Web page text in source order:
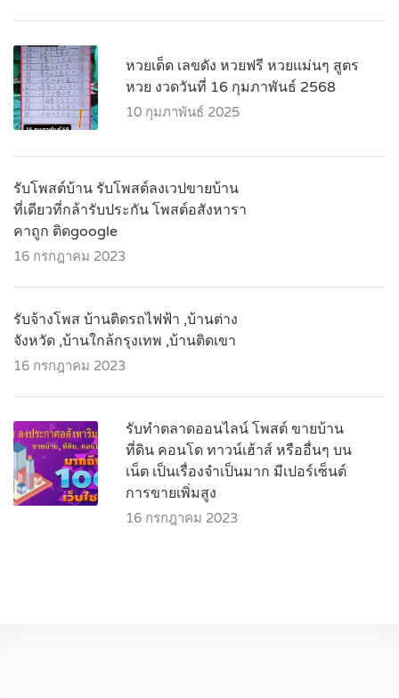
หวยเด็ด เลขดัง หวยฟรี หวยแม่นๆ สูตร
หวย งวดวันที่ 16 กุมภาพันธ์ 2568
10 กุมภาพันธ์ 2025
รับโพสต์บ้าน รับโพสต์ลงเวปขายบ้าน
ที่เดียวที่กล้ารับประกัน โพสต์อสังหารา
คาถูก ติดgoogle
16 กรกฎาคม 2023
รับจ้างโพส บ้านติดรถไฟฟ้า ,บ้านต่าง
จังหวัด ,บ้านใกล้กรุงเทพ ,บ้านติดเขา
16 กรกฎาคม 2023
รับทำตลาดออนไลน์ โพสต์ ขายบ้าน
ที่ดิน คอนโด ทาวน์เฮ้าส์ หรืออื่นๆ บน
เน็ต เป็นเรื่องจำเป็นมาก มีเปอร์เซ็นต์
การขายเพิ่มสูง
16 กรกฎาคม 2023